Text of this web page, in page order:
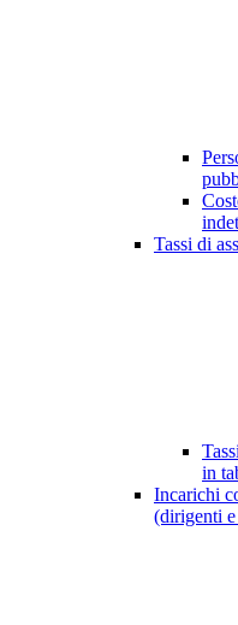
Tassi di
in
Incarichi
(dirigenti